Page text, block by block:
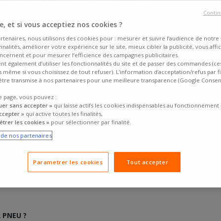
ou un objet métallique oublié sur la chaussée, et c'est la
.
grâce à une mèche. Cette solution de dépannage est appréciée pour
lui faire confiance sur le long terme ? Voici tout ce qu'il faut savoir.
?
et si vous acceptiez nos cookies ?
nous utilisons des cookies pour : mesurer et suivre l’audience de
améliorer votre expérience sur le site, mieux cibler la publicité, vous
et pour mesurer l’efficience des campagnes publicitaires.
également d’utiliser les fonctionnalités du site et de passer des commandes
même si vous choisissez de tout refuser). L’information d’acceptation/refus par
transmise à nos partenaires pour une meilleure transparence (Google
page, vous pouvez :
sans accepter » qui laisse actifs les cookies indispensables au fonctionnement
» qui active toutes les finalités,
les cookies » pour sélectionner par finalité.
nos partenaires
Parametrer les cookies Tout accepter